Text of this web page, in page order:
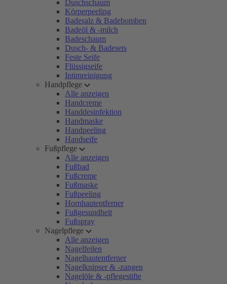
Duschschaum
Körperpeeling
Badesalz & Badebomben
Badeöl & -milch
Badeschaum
Dusch- & Badesets
Feste Seife
Flüssigseife
Intimreinigung
Handpflege
Alle anzeigen
Handcreme
Handdesinfektion
Handmaske
Handpeeling
Handseife
Fußpflege
Alle anzeigen
Fußbad
Fußcreme
Fußmaske
Fußpeeling
Hornhautentferner
Fußgesundheit
Fußspray
Nagelpflege
Alle anzeigen
Nagelfeilen
Nagelhautentferner
Nagelknipser & -zangen
Nagelöle & -pflegestifte